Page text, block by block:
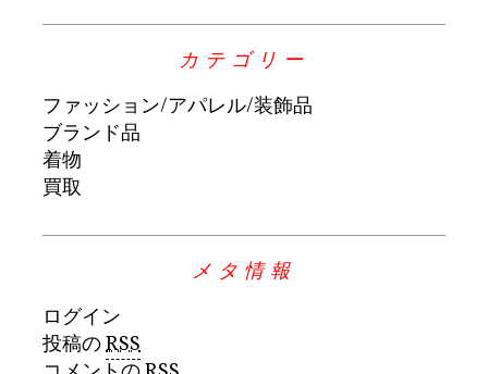
カテゴリー
ファッション/アパレル/装飾品
ブランド品
着物
買取
メタ情報
ログイン
投稿のRSS